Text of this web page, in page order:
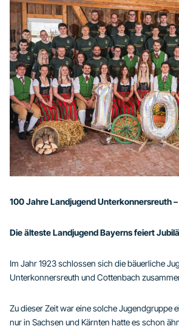
100 Jahre Landjugend Unterkonnersreuth
Die älteste Landjugend Bayerns feiert
Im Jahr 1923 schlossen sich die bäuerliche
Unterkonnersreuth und Cottenbach
Zu dieser Zeit war eine solche Jugendgruppe
nur in Sachsen und Kärnten hatte es schon